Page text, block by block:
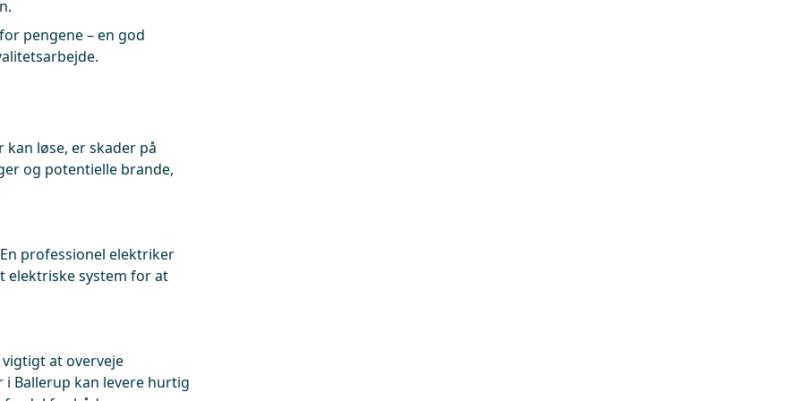
pengene – en god
løse, er skader på
og potentielle brande,
professionel elektriker
elektriske system for at
at overveje
Ballerup kan levere hurtig